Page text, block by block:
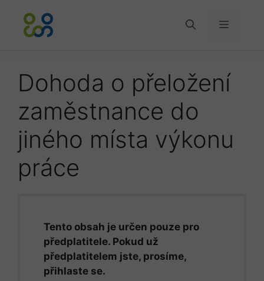
obsah
Menu
Dohoda o přeložení
zaměstnance do
jiného místa výkonu
práce
Tento obsah je určen pouze pro
předplatitele. Pokud už
předplatitelem jste, prosíme,
přihlaste se.